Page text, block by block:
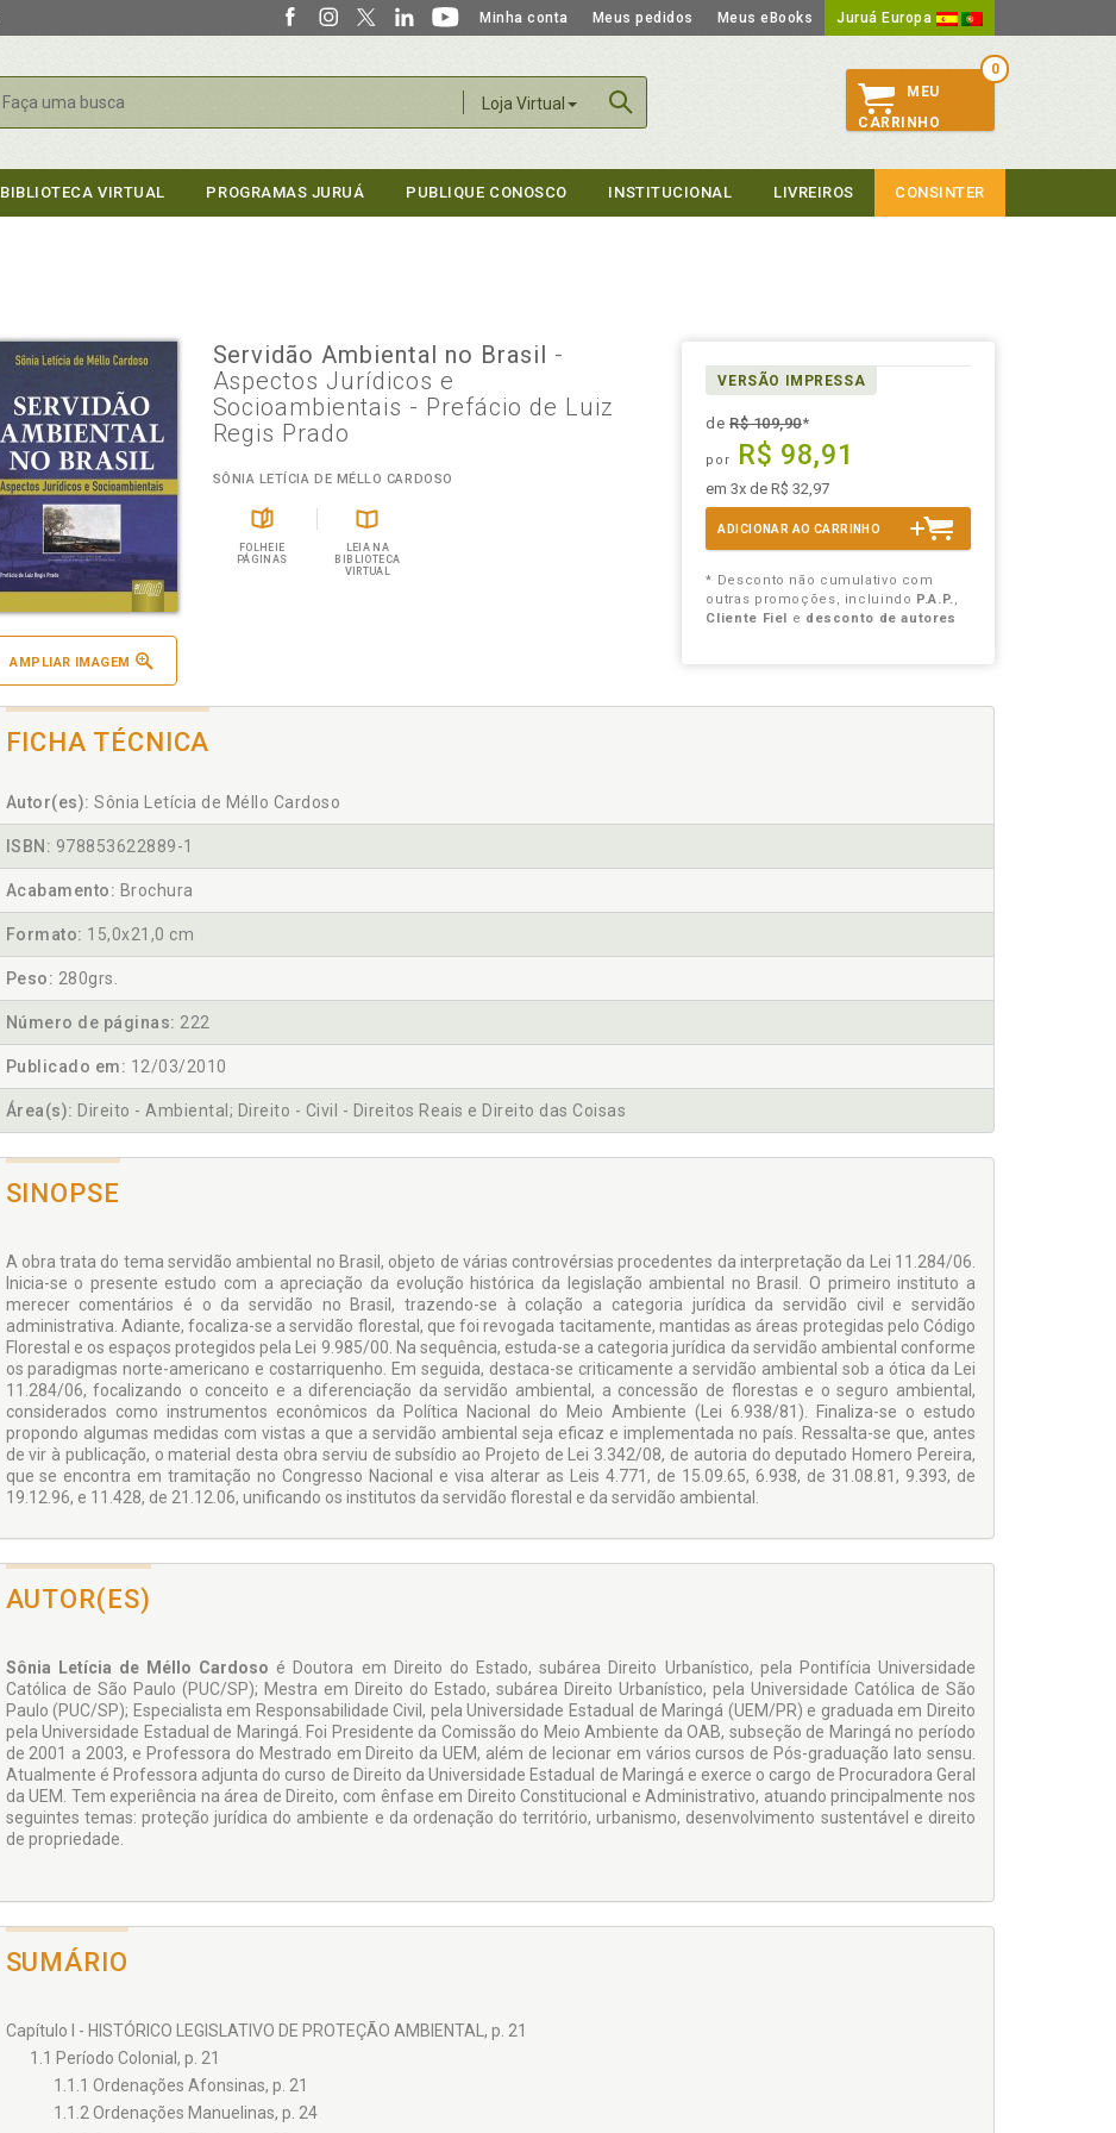
Minha conta Meus pedidos Meus eBooks Juruá Europa
Loja Virtual
Buscar
0
MEU
CARRINHO
BIBLIOTECA VIRTUAL PROGRAMAS JURUÁ PUBLIQUE CONOSCO INSTITUCIONAL LIVREIROS CONSINTER
AMPLIAR IMAGEM
Servidão Ambiental no Brasil -
Aspectos Jurídicos e
Socioambientais - Prefácio de Luiz
Regis Prado
SÔNIA LETÍCIA DE MÉLLO CARDOSO
FOLHEIE
PÁGINAS
LEIA NA
BIBLIOTECA
VIRTUAL
VERSÃO IMPRESSA
deR$ 109,90*
por R$ 98,91
em 3x de R$ 32,97
ADICIONAR AO CARRINHO
* Desconto não cumulativo com
outras promoções, incluindo P.A.P.,
Cliente Fiel e desconto de autores
FICHA TÉCNICA
Autor(es): Sônia Letícia de Méllo Cardoso
ISBN: 978853622889-1
Acabamento: Brochura
Formato: 15,0x21,0 cm
Peso: 280grs.
Número de páginas: 222
Publicado em: 12/03/2010
Área(s): Direito - Ambiental; Direito - Civil - Direitos Reais e Direito das Coisas
SINOPSE
A obra trata do tema servidão ambiental no Brasil, objeto de várias controvérsias procedentes da interpretação da Lei 11.284/06.
Inicia-se o presente estudo com a apreciação da evolução histórica da legislação ambiental no Brasil. O primeiro instituto a
merecer comentários é o da servidão no Brasil, trazendo-se à colação a categoria jurídica da servidão civil e servidão
administrativa. Adiante, focaliza-se a servidão florestal, que foi revogada tacitamente, mantidas as áreas protegidas pelo Código
Florestal e os espaços protegidos pela Lei 9.985/00. Na sequência, estuda-se a categoria jurídica da servidão ambiental conforme
os paradigmas norte-americano e costarriquenho. Em seguida, destaca-se criticamente a servidão ambiental sob a ótica da Lei
11.284/06, focalizando o conceito e a diferenciação da servidão ambiental, a concessão de florestas e o seguro ambiental,
considerados como instrumentos econômicos da Política Nacional do Meio Ambiente (Lei 6.938/81). Finaliza-se o estudo
propondo algumas medidas com vistas a que a servidão ambiental seja eficaz e implementada no país. Ressalta-se que, antes
de vir à publicação, o material desta obra serviu de subsídio ao Projeto de Lei 3.342/08, de autoria do deputado Homero Pereira,
que se encontra em tramitação no Congresso Nacional e visa alterar as Leis 4.771, de 15.09.65, 6.938, de 31.08.81, 9.393, de
19.12.96, e 11.428, de 21.12.06, unificando os institutos da servidão florestal e da servidão ambiental.
AUTOR(ES)
Sônia Letícia de Méllo Cardoso é Doutora em Direito do Estado, subárea Direito Urbanístico, pela Pontifícia Universidade
Católica de São Paulo (PUC/SP); Mestra em Direito do Estado, subárea Direito Urbanístico, pela Universidade Católica de São
Paulo (PUC/SP); Especialista em Responsabilidade Civil, pela Universidade Estadual de Maringá (UEM/PR) e graduada em Direito
pela Universidade Estadual de Maringá. Foi Presidente da Comissão do Meio Ambiente da OAB, subseção de Maringá no período
de 2001 a 2003, e Professora do Mestrado em Direito da UEM, além de lecionar em vários cursos de Pós-graduação lato sensu.
Atualmente é Professora adjunta do curso de Direito da Universidade Estadual de Maringá e exerce o cargo de Procuradora Geral
da UEM. Tem experiência na área de Direito, com ênfase em Direito Constitucional e Administrativo, atuando principalmente nos
seguintes temas: proteção jurídica do ambiente e da ordenação do território, urbanismo, desenvolvimento sustentável e direito
de propriedade.
SUMÁRIO
Capítulo I - HISTÓRICO LEGISLATIVO DE PROTEÇÃO AMBIENTAL, p. 21
1.1 Período Colonial, p. 21
1.1.1 Ordenações Afonsinas, p. 21
1.1.2 Ordenações Manuelinas, p. 24